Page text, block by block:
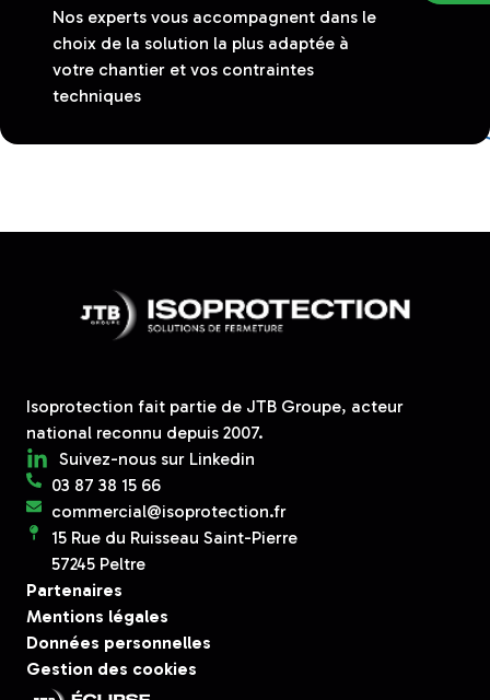
Nos experts vous accompagnent dans le
choix de la solution la plus adaptée à
votre chantier et vos contraintes
techniques
Isoprotection fait partie de JTB Groupe, acteur
national reconnu depuis 2007.
Suivez-nous sur Linkedin
03 87 38 15 66
commercial@isoprotection.fr
15 Rue du Ruisseau Saint-Pierre
57245 Peltre
Partenaires
Mentions légales
Données personnelles
Gestion des cookies